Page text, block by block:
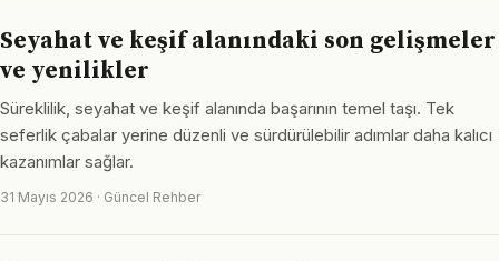
Seyahat ve keşif alanındaki son gelişmeler
ve yenilikler
Süreklilik, seyahat ve keşif alanında başarının temel taşı. Tek
seferlik çabalar yerine düzenli ve sürdürülebilir adımlar daha kalıcı
kazanımlar sağlar.
31 Mayıs 2026 · Güncel Rehber